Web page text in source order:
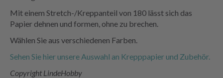
Mit einem Stretch-/Kreppanteil von 180 lässt sich das
Papier dehnen und formen, ohne zu brechen.
Wählen Sie aus verschiedenen Farben.
Sehen Sie hier unsere Auswahl an Krepppapier und Zubehör.
Copyright LindeHobby